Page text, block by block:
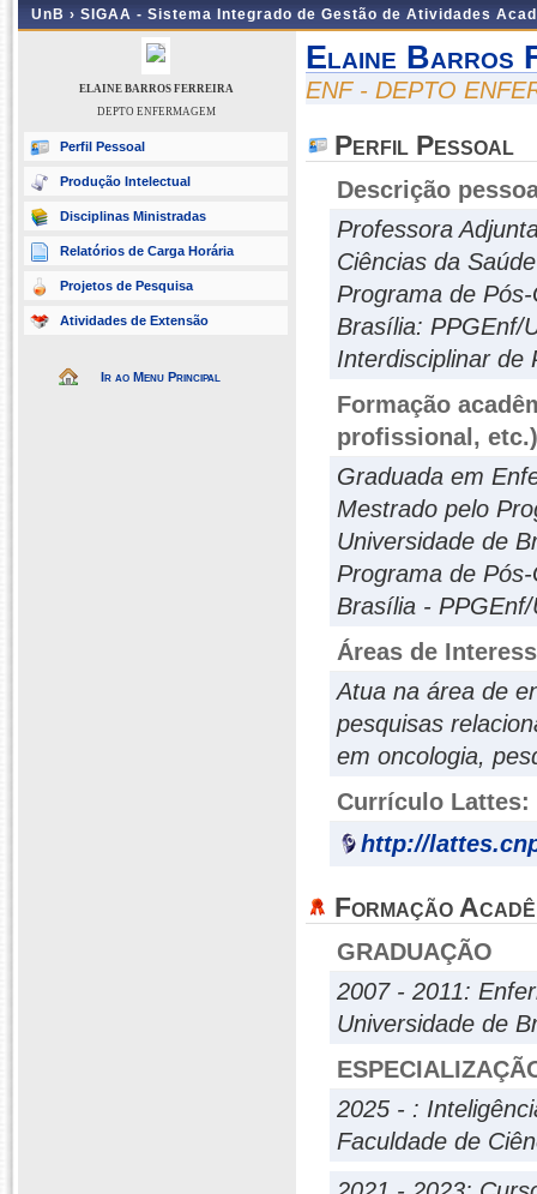
UnB › SIGAA - Sistema Integrado de Gestão de Atividades
ELAINE BARROS FERREIRA
DEPTO ENFERMAGEM
Perfil Pessoal
Produção Intelectual
Disciplinas Ministradas
Relatórios de Carga Horária
Projetos de Pesquisa
Atividades de Extensão
Ir ao Menu Principal
Elaine Barros
ENF - DEPTO
Perfil Pessoal
Descrição
Professora
Ciências da
Programa de
Brasília: PPGEnf/
Interdisciplinar de
Formação
profissional, etc.)
Graduada em
Mestrado pelo
Universidade de
Programa de
Brasília -
Áreas de
Atua na área de
pesquisas
em oncologia,
Currículo Lattes:
http://
Formação
GRADUAÇÃO
2007 - 2011:
Universidade de
2025 - :
Faculdade de